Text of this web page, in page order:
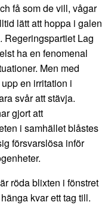
få som de vill, vågar
lätt att hoppa i galen
Regeringspartiet Lag
ha en fenomenal
Men med
en irritation i
svår att stävja.
gjort att
i samhället blåstes
försvarslösa inför
röda blixten i fönstret
kvar ett tag till.